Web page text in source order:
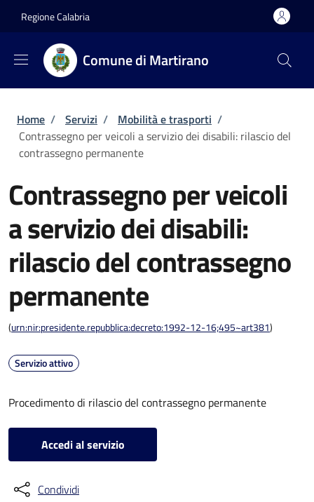
Regione Calabria
Comune di Martirano
Briciole di pane
Home / Servizi / Mobilità e trasporti /
Contrassegno per veicoli a servizio dei disabili: rilascio del
contrassegno permanente
Contrassegno per veicoli
a servizio dei disabili:
rilascio del contrassegno
permanente
(urn:nir:presidente.repubblica:decreto:1992-12-16;495~art381)
Servizio attivo
Procedimento di rilascio del contrassegno permanente
Accedi al servizio
Condividi